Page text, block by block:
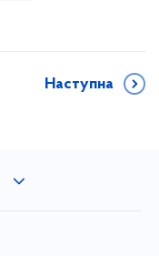
Наступна